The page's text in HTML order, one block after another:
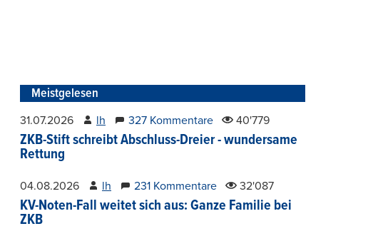
Meistgelesen
31.07.2026 lh 327 Kommentare 40'779
ZKB-Stift schreibt Abschluss-Dreier - wundersame
Rettung
04.08.2026 lh 231 Kommentare 32'087
KV-Noten-Fall weitet sich aus: Ganze Familie bei
ZKB